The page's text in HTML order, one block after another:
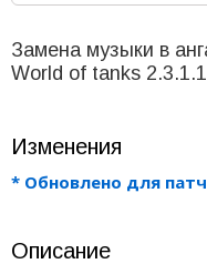
Замена музыки в
World of tanks
Изменения
* Обновлено для
Описание